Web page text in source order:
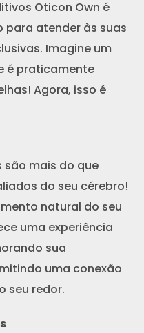
Oticon Own é
atender às suas
Imagine um
é praticamente
Agora, isso é
são mais do que
do seu cérebro!
natural do seu
uma experiência
sua
uma conexão
seu redor.